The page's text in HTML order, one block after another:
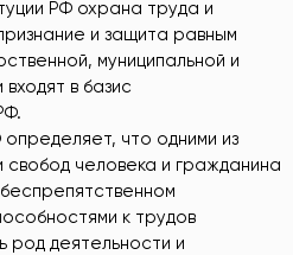
РФ охрана труда и
и защита равным
муниципальной и
в базис
что одними из
свобод человека и гражданина
к трудов
род деятельности и